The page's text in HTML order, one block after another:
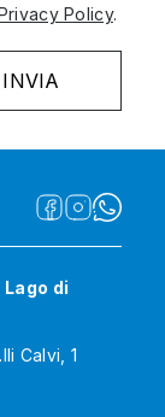
Policy.
di
Calvi, 1